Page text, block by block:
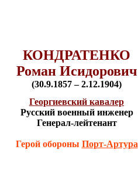
КОНДРАТЕНКО
Роман Исидорович
(30.9.1857 – 2.12.1904)
Георгиевский кавалер
Русский военный инженер
Генерал-лейтенант
Герой обороны Порт-Артура